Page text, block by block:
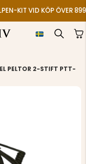
KIT VID KÖP ÖVER
PELTOR 2-STIFT PTT-